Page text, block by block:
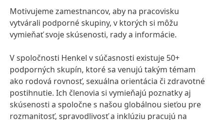
Motivujeme zamestnancov, aby na pracovisku
vytvárali podporné skupiny, v ktorých si môžu
vymieňať svoje skúsenosti, rady a informácie.
V spoločnosti Henkel v súčasnosti existuje 50+
podporných skupín, ktoré sa venujú takým témam
ako rodová rovnosť, sexuálna orientácia či zdravotné
postihnutie. Ich členovia si vymieňajú poznatky aj
skúsenosti a spoločne s našou globálnou sieťou pre
rozmanitosť, spravodlivosť a inklúziu pracujú na